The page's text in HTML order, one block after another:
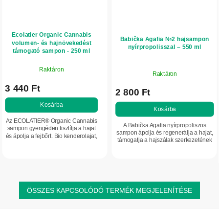
Ecolatier Organic Cannabis
volumen- és hajnövekedést
támogató sampon - 250 ml
Raktáron
3 440 Ft
Kosárba
Az ECOLATIER® Organic Cannabis
sampon gyengéden tisztítja a hajat
és ápolja a fejbőrt. Bio kenderolajat,
Babička Agafia №2 hajsampon
nyírpropolisszal – 550 ml
Raktáron
2 800 Ft
Kosárba
A Babička Agafia nyírpropoliszos
sampon ápolja és regenerálja a hajat,
támogatja a hajszálak szerkezetének
ÖSSZES KAPCSOLÓDÓ TERMÉK MEGJELENÍTÉSE